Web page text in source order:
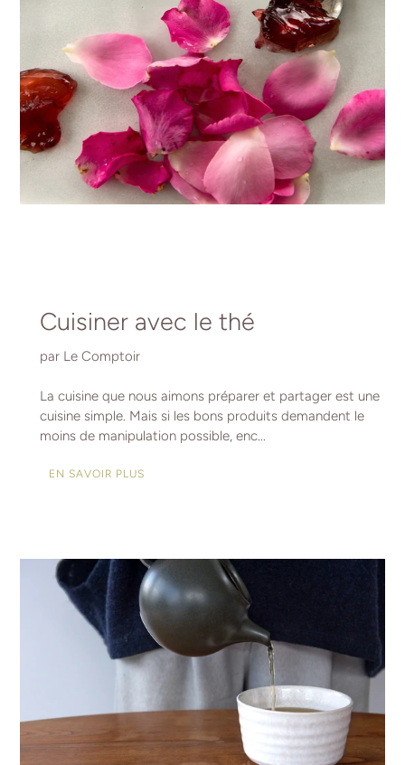
Cuisiner avec le thé
par Le Comptoir
La cuisine que nous aimons préparer et partager est une
cuisine simple. Mais si les bons produits demandent le
moins de manipulation possible, enc...
EN SAVOIR PLUS